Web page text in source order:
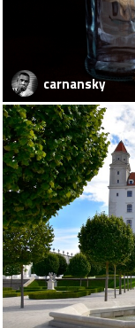
carnansky